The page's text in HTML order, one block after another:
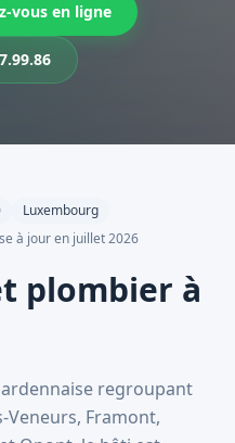
vous en ligne
Luxembourg
à jour en juillet2026
plombier à
regroupant
Veneurs, Framont,